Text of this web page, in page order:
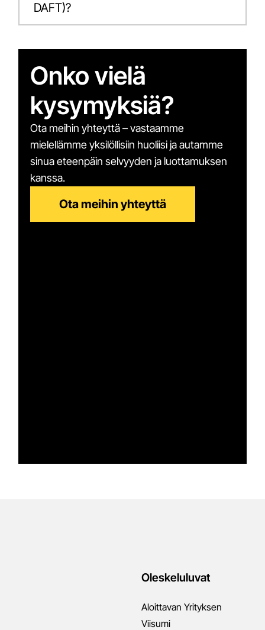
DAFT)?
Onko vielä
kysymyksiä?
Ota meihin yhteyttä – vastaamme
mielellämme yksilöllisiin huoliisi ja autamme
sinua eteenpäin selvyyden ja luottamuksen
kanssa.
Ota meihin yhteyttä
Oleskeluluvat
Aloittavan Yrityksen
Viisumi